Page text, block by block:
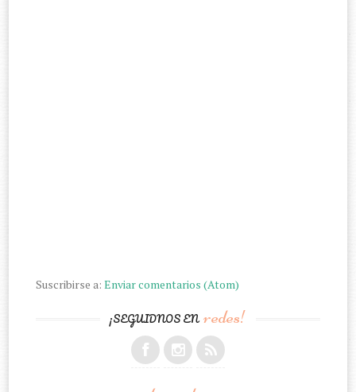
Suscribirse a:Enviar comentarios (Atom)
¡SEGUIDNOS ENredes!